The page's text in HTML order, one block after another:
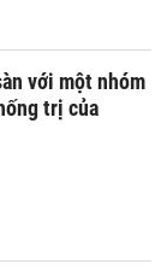
với một nhóm
trị của